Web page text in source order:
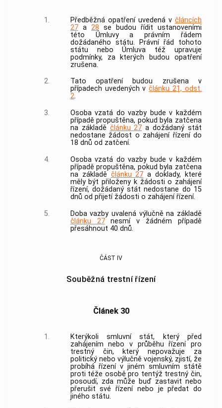
1. Předběžná opatření uvedená v článcích
27a 28 se budou řídit ustanoveními
této Úmluvy a právním řádem
dožádaného státu. Právní řád tohoto
státu nebo Úmluva též upravuje
podmínky, za kterých budou opatření
zrušena.
2.
Tato opatření budou zrušena v
případech uvedených včlánku 21, odst.
2.
3.
Osoba vzatá do vazby bude v každém
případě propuštěna, pokud byla zatčena
na základě článku 27 a dožádaný stát
nedostane žádost o zahájení řízení do
18 dnů od zatčení.
4.
Osoba vzatá do vazby bude v každém
případě propuštěna, pokud byla zatčena
na základě článku 27 a doklady, které
měly být přiloženy k žádosti o zahájení
řízení, dožádaný stát nedostane do 15
dnů od přijetí žádosti o zahájení řízení.
5.
Doba vazby uvalená výlučně na základě
článku 27nesmí v žádném případě
přesáhnout 40 dnů.
ČÁST IV
Souběžná trestní řízení
Článek 30
1.
Kterýkoli smluvní stát, který před
zahájením nebo v průběhu řízení pro
trestný čin, který nepovažuje za
politický nebo výlučně vojenský, zjistí, že
probíhá řízení v jiném smluvním státě
proti téže osobě pro tentýž trestný čin,
posoudí, zda může buď zastavit nebo
přerušit své řízení nebo je předat do
jiného státu.